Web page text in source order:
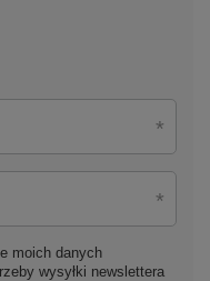
moich danych
wysyłki newslettera